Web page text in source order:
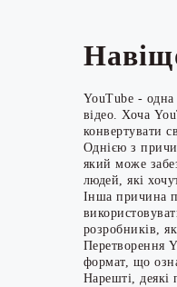
YouTube - одна
відео. Хоча
конвертувати
Однією з
який може
людей, які
Інша причина
розробників,
Перетворення
формат, що
Нарешті,